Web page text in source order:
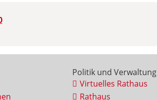
Politik und Verwaltung
Virtuelles Rathaus
Rathaus